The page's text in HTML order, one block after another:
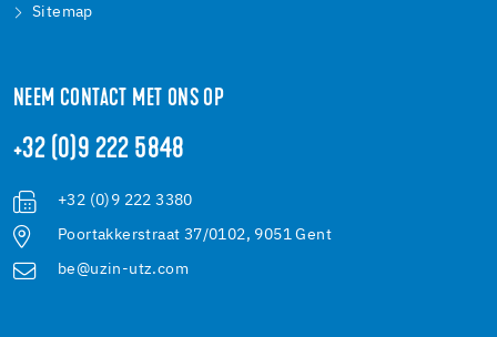
Sitemap
NEEM CONTACT MET ONS OP
+32 (0)9 222 5848
+32 (0)9 222 3380
Poortakkerstraat 37/0102, 9051 Gent
be@uzin-utz.com